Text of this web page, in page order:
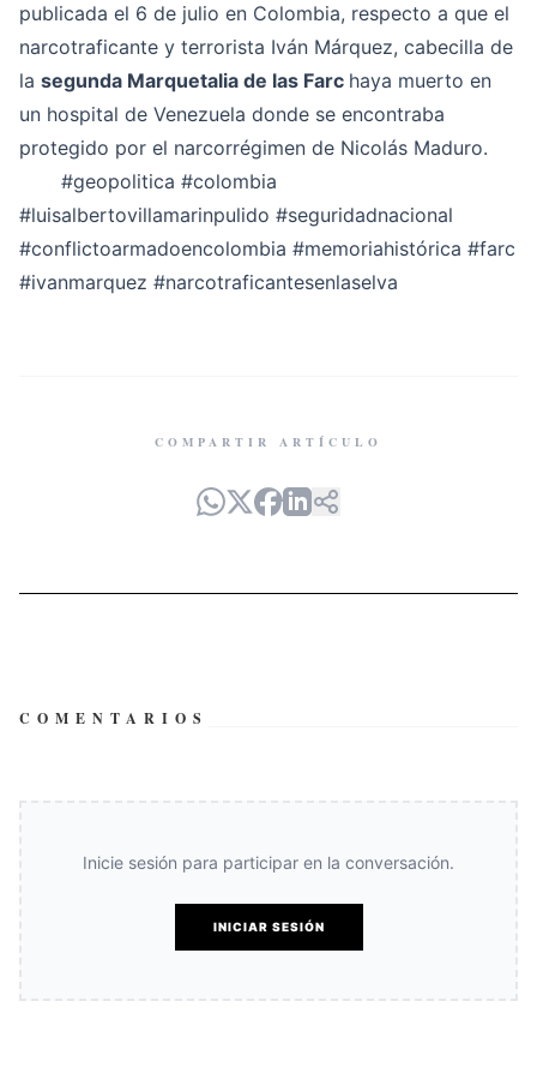
publicada el 6 de julio en Colombia, respecto a que el
narcotraficante y terrorista Iván Márquez, cabecilla de
la segunda Marquetalia de las Farc haya muerto en
un hospital de Venezuela donde se encontraba
protegido por el narcorrégimen de Nicolás Maduro.
#geopolitica #colombia
#luisalbertovillamarinpulido #seguridadnacional
#conflictoarmadoencolombia #memoriahistórica #farc
#ivanmarquez #narcotraficantesenlaselva
COMPARTIR ARTÍCULO
COMENTARIOS
Inicie sesión para participar en la conversación.
INICIAR SESIÓN